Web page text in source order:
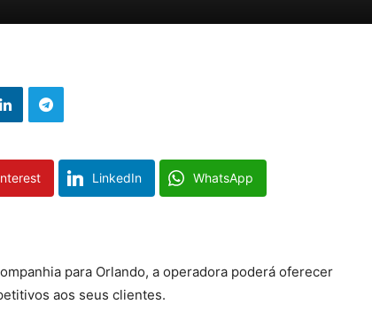
LinkedIn WhatsApp
para Orlando, a operadora poderá oferecer
aos seus clientes.